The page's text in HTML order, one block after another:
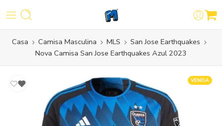
Casa Camisa Masculina MLS
San Jose Earthquakes
Nova Camisa San Jose Earthquakes Azul 2023
VENDA